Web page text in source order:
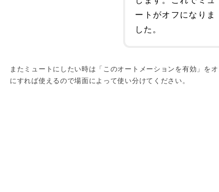
ートがオフになりま
した。
またミュートにしたい時は「このオートメーションを有効」を
にすれば使えるので場面によって使い分けてください。